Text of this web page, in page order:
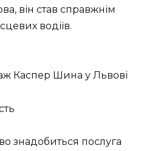
він став справжнім
водіїв.
знадобиться послуга